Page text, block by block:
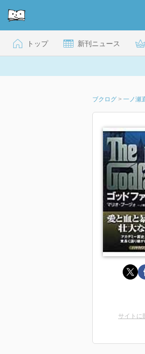
トップ 新刊ニュース
ブクログ > 一ノ瀬
サイトに